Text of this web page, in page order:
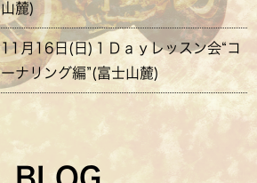
山麓)
11月16日(日)１Ｄａｙレッスン会“コ
ーナリング編”(富士山麓)